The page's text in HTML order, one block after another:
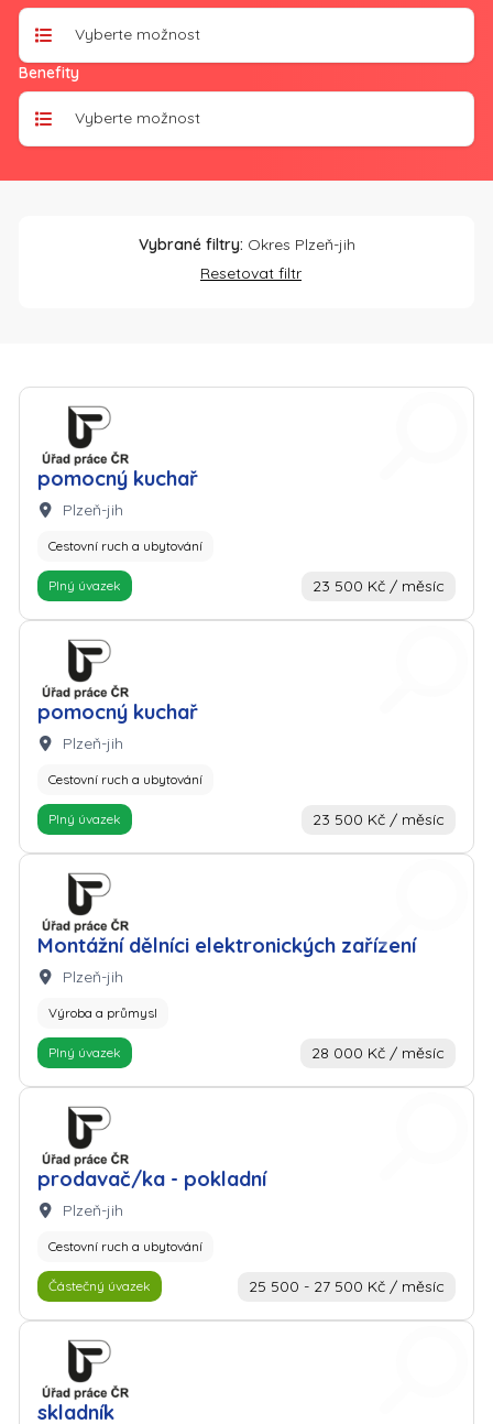
Vyberte možnost
Benefity
Vyberte možnost
Vybrané filtry: Okres Plzeň-jih
Resetovat filtr
pomocný kuchař
Zaměstnavatel: Úřad práce
Lokalita:
Plzeň-jih
Cestovní ruch a ubytování
Plný úvazek 23 500 Kč / měsíc
pomocný kuchař
Zaměstnavatel: Úřad práce
Lokalita:
Plzeň-jih
Cestovní ruch a ubytování
Plný úvazek 23 500 Kč / měsíc
Montážní dělníci elektronických zařízení
Zaměstnavatel: Úřad práce
Lokalita:
Plzeň-jih
Výroba a průmysl
Plný úvazek 28 000 Kč / měsíc
prodavač/ka - pokladní
Zaměstnavatel: Úřad práce
Lokalita:
Plzeň-jih
Cestovní ruch a ubytování
Částečný úvazek 25 500 - 27 500 Kč / měsíc
skladník
Zaměstnavatel: Úřad práce